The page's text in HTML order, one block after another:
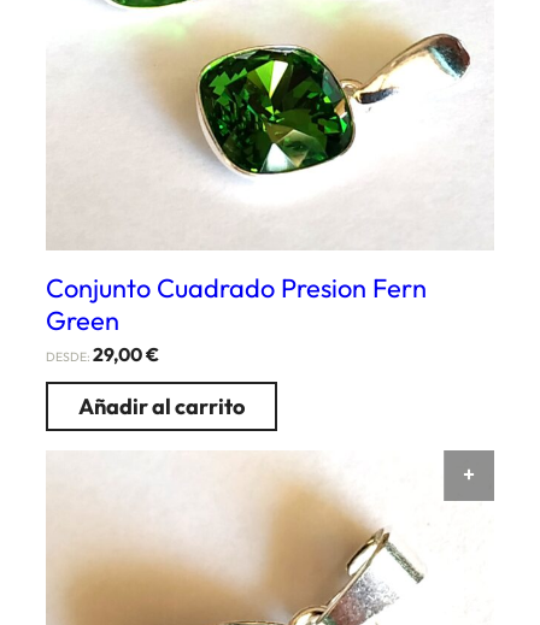
Conjunto Cuadrado Presion Fern
Green
DESDE: 29,00€
Añadir al carrito